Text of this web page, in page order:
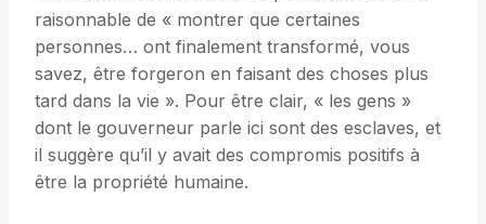
raisonnable de « montrer que certaines
personnes… ont finalement transformé, vous
savez, être forgeron en faisant des choses plus
tard dans la vie ». Pour être clair, « les gens »
dont le gouverneur parle ici sont des esclaves, et
il suggère qu’il y avait des compromis positifs à
être la propriété humaine.